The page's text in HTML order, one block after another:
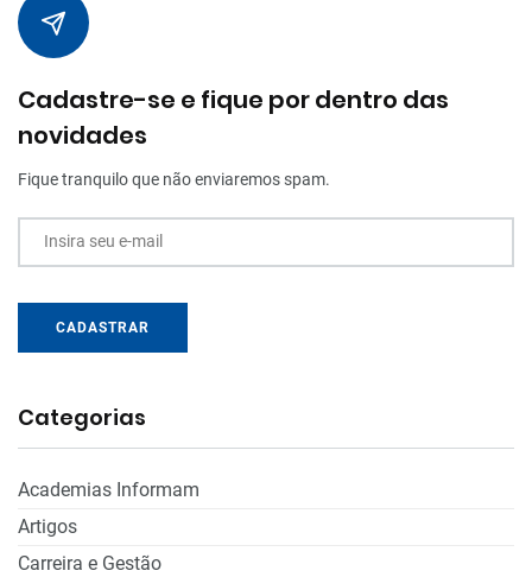
Cadastre-se e fique por dentro das
novidades
Fique tranquilo que não enviaremos spam.
Insira seu e-mail
CADASTRAR
Categorias
Academias Informam
Artigos
Carreira e Gestão